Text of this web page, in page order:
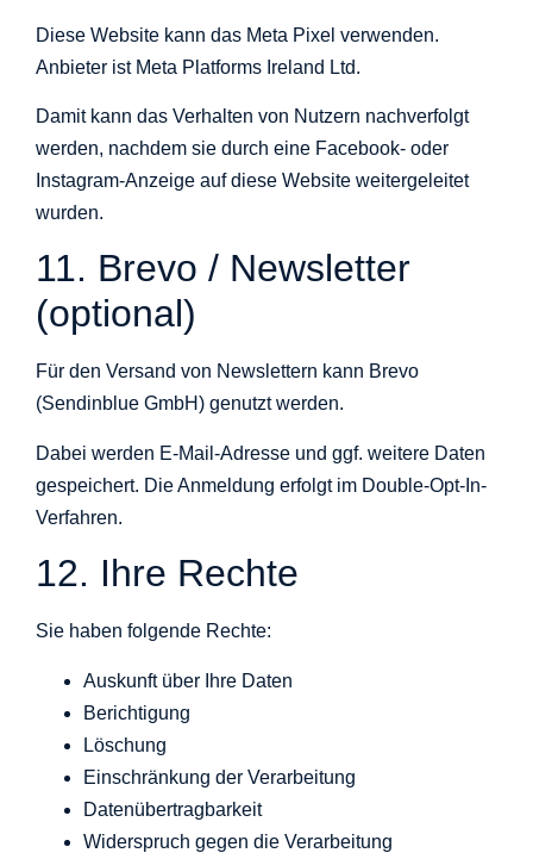
Diese Website kann das Meta Pixel verwenden.
Anbieter ist Meta Platforms Ireland Ltd.
Damit kann das Verhalten von Nutzern nachverfolgt
werden, nachdem sie durch eine Facebook- oder
Instagram-Anzeige auf diese Website weitergeleitet
wurden.
11. Brevo / Newsletter
(optional)
Für den Versand von Newslettern kann Brevo
(Sendinblue GmbH) genutzt werden.
Dabei werden E-Mail-Adresse und ggf. weitere Daten
gespeichert. Die Anmeldung erfolgt im Double-Opt-In-
Verfahren.
12. Ihre Rechte
Sie haben folgende Rechte:
Auskunft über Ihre Daten
Berichtigung
Löschung
Einschränkung der Verarbeitung
Datenübertragbarkeit
Widerspruch gegen die Verarbeitung